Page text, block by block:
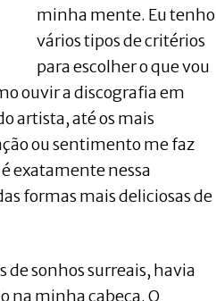
minha mente. Eu tenho
vários tipos de critérios
para escolher o que vou
ouvir a discografia em
artista, até os mais
ou sentimento me faz
exatamente nessa
formas mais deliciosas de
de sonhos surreais, havia
na minha cabeça. O